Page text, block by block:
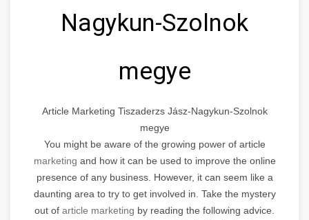
Nagykun-Szolnok
megye
Article Marketing Tiszaderzs Jász-Nagykun-Szolnok
megye
You might be aware of the growing power of article
marketing and how it can be used to improve the online
presence of any business. However, it can seem like a
daunting area to try to get involved in. Take the mystery
out of article marketing by reading the following advice.